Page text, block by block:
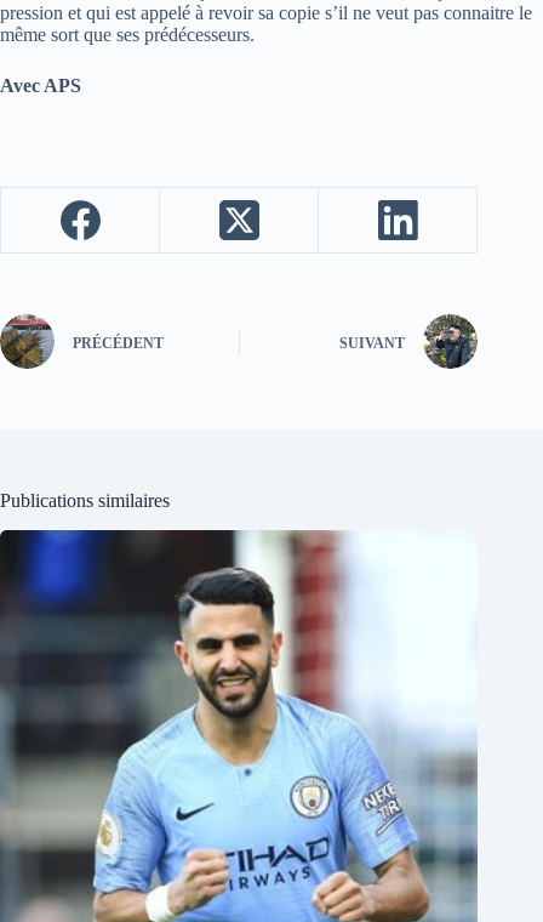
pression et qui est appelé à revoir sa copie s’il ne veut pas connaitre le
même sort que ses prédécesseurs.
Avec APS
PRÉCÉDENT SUIVANT
Publications similaires